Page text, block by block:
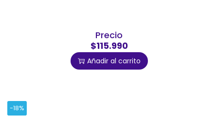
Precio
$115.990
Añadir al carrito
-18%